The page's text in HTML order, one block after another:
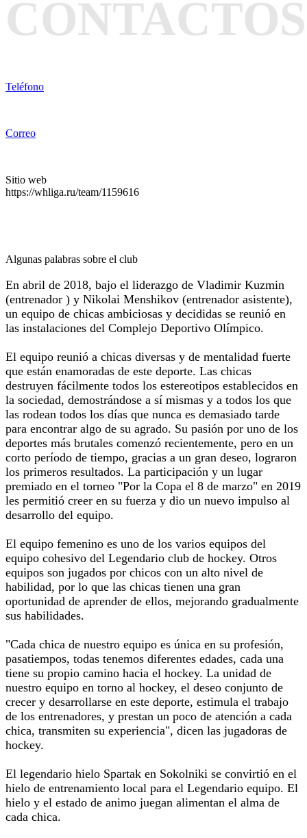
CONTACTOS
Teléfono
Correo
Sitio web
https://whliga.ru/team/1159616
Algunas palabras sobre el club
En abril de 2018, bajo el liderazgo de Vladimir Kuzmin
(entrenador ) y Nikolai Menshikov (entrenador asistente),
un equipo de chicas ambiciosas y decididas se reunió en
las instalaciones del Complejo Deportivo Olímpico.
El equipo reunió a chicas diversas y de mentalidad fuerte
que están enamoradas de este deporte. Las chicas
destruyen fácilmente todos los estereotipos establecidos en
la sociedad, demostrándose a sí mismas y a todos los que
las rodean todos los días que nunca es demasiado tarde
para encontrar algo de su agrado. Su pasión por uno de los
deportes más brutales comenzó recientemente, pero en un
corto período de tiempo, gracias a un gran deseo, lograron
los primeros resultados. La participación y un lugar
premiado en el torneo "Por la Copa el 8 de marzo" en 2019
les permitió creer en su fuerza y dio un nuevo impulso al
desarrollo del equipo.
El equipo femenino es uno de los varios equipos del
equipo cohesivo del Legendario club de hockey. Otros
equipos son jugados por chicos con un alto nivel de
habilidad, por lo que las chicas tienen una gran
oportunidad de aprender de ellos, mejorando gradualmente
sus habilidades.
"Cada chica de nuestro equipo es única en su profesión,
pasatiempos, todas tenemos diferentes edades, cada una
tiene su propio camino hacia el hockey. La unidad de
nuestro equipo en torno al hockey, el deseo conjunto de
crecer y desarrollarse en este deporte, estimula el trabajo
de los entrenadores, y prestan un poco de atención a cada
chica, transmiten su experiencia", dicen las jugadoras de
hockey.
El legendario hielo Spartak en Sokolniki se convirtió en el
hielo de entrenamiento local para el Legendario equipo. El
hielo y el estado de animo juegan alimentan el alma de
cada chica.